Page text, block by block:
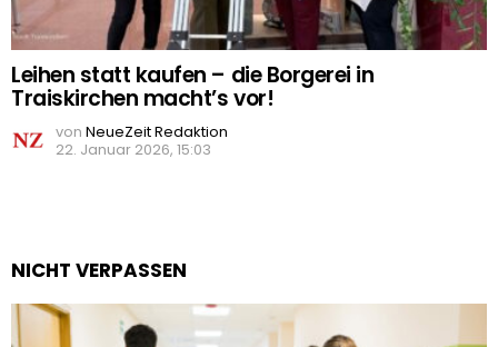
Leihen statt kaufen – die Borgerei in
Traiskirchen macht’s vor!
von NeueZeit Redaktion
22. Januar 2026, 15:03
NICHT VERPASSEN